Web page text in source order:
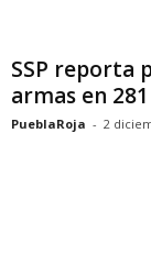
SSP reporta
armas en
PueblaRoja - 2